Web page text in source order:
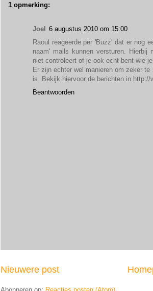
1 opmerking:
Joel 6 augustus 2010 om 15:00
Raoul reageerde per 'Buzz' dat er nog
naam' mails kunnen versturen. Hierbij
niet controleert of je ook echt bent wie
Er zijn echter wel manieren om zeker
is. Bekijk hiervoor de berichten in
Beantwoorden
Nieuwere post